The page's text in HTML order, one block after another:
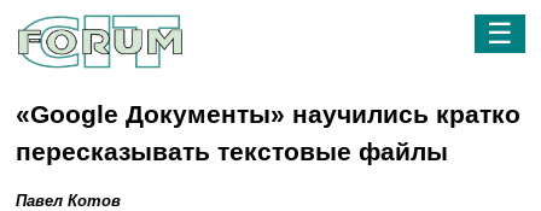
☰
«Google Документы» научились кратко
пересказывать текстовые файлы
Павел Котов